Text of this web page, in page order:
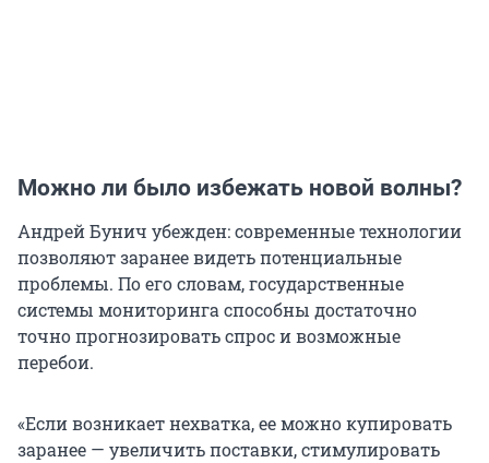
Можно ли было избежать новой волны?
Андрей Бунич убежден: современные технологии
позволяют заранее видеть потенциальные
проблемы. По его словам, государственные
системы мониторинга способны достаточно
точно прогнозировать спрос и возможные
перебои.
«Если возникает нехватка, ее можно купировать
заранее — увеличить поставки, стимулировать